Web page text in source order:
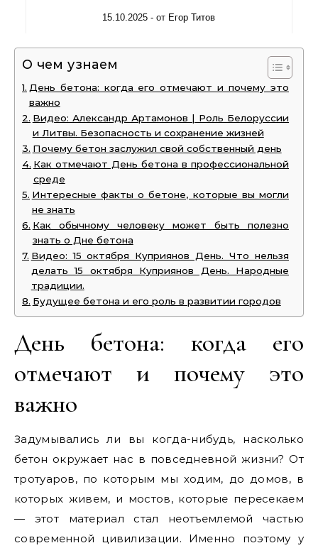
15.10.2025 - от Егор Титов
О чем узнаем
День бетона: когда его отмечают и почему это
важно
Видео: Александр Артамонов | Роль Белоруссии
и Литвы. Безопасность и сохранение жизней
Почему бетон заслужил свой собственный день
Как отмечают День бетона в профессиональной
среде
Интересные факты о бетоне, которые вы могли
не знать
Как обычному человеку может быть полезно
знать о Дне бетона
Видео: 15 октября Куприянов День. Что нельзя
делать 15 октября Куприянов День. Народные
традиции.
Будущее бетона и его роль в развитии городов
День бетона: когда его
отмечают и почему это
важно
Задумывались ли вы когда-нибудь, насколько
бетон окружает нас в повседневной жизни? От
тротуаров, по которым мы ходим, до домов, в
которых живем, и мостов, которые пересекаем
— этот материал стал неотъемлемой частью
современной цивилизации. Именно поэтому у